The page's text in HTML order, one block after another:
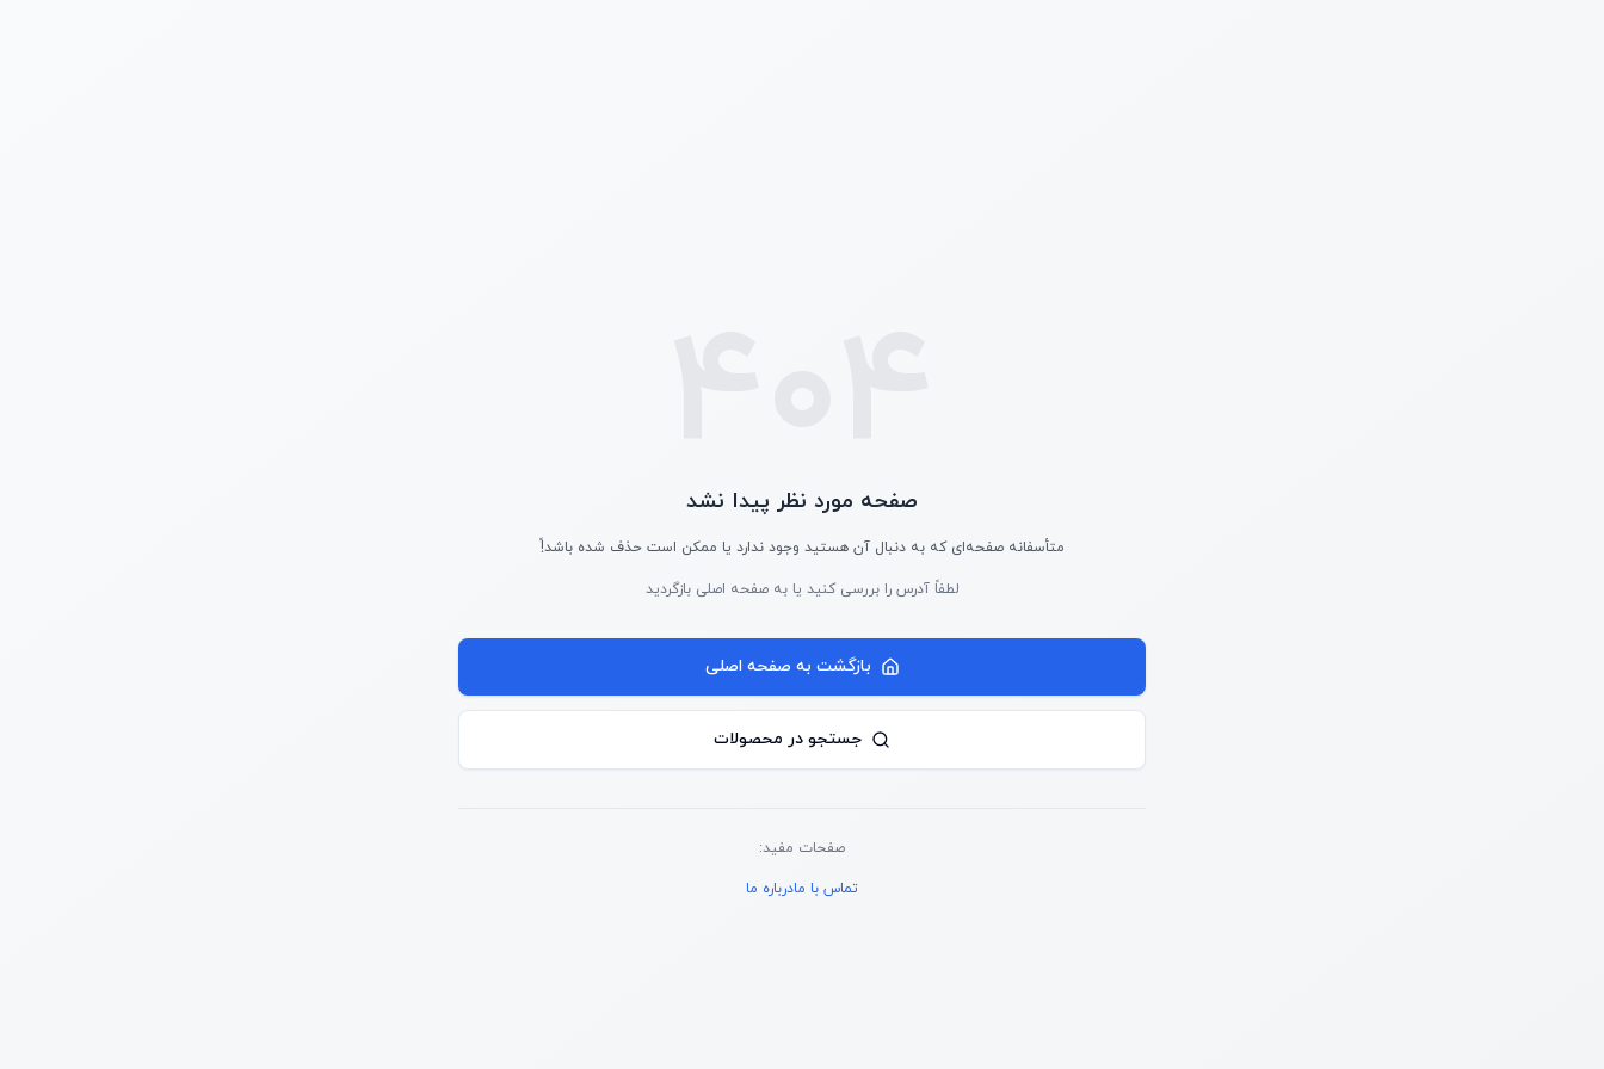
صفحه مورد نظر پیدا نشد
متأسفانه صفحه‌ای که به دنبال آن هستید وجود ندارد یا ممکن است حذف شده باشد!ً
لطفاً آدرس را بررسی کنید یا به صفحه اصلی بازگردید
بازگشت به صفحه اصلی
جستجو در محصولات
صفحات مفید:
تماس با مادرباره ما